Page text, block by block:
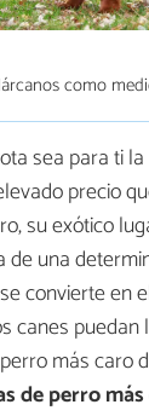
como
sea para ti
precio
su exótico
de una
convierte en
canes
más caro
de perro